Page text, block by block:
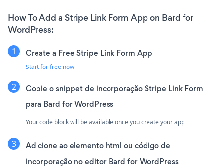
How To Add a Stripe Link Form App on Bard for
WordPress:
Create a Free Stripe Link Form App
Start for free now
Copie o snippet de incorporação Stripe Link Form
para Bard for WordPress
Your code block will be available once you create your app
Adicione ao elemento html ou código de
incorporação no editor Bard for WordPress